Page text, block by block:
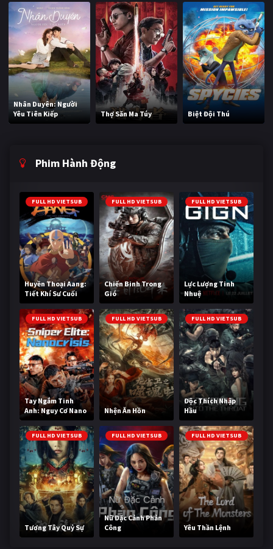
Nhân Duyên: Người
Yêu Tiên Kiếp
Thợ Săn Ma Túy Biệt Đội Thú
Phim Hành Động
FULL HD VIETSUB
Huyền Thoại Aang:
Tiết Khí Sư Cuối
Cùng
FULL HD VIETSUB
Chiến Binh Trong
Gió
FULL HD VIETSUB
Lực Lượng Tinh
Nhuệ
FULL HD VIETSUB
Tay Ngắm Tinh
Anh: Nguy Cơ Nano
FULL HD VIETSUB
Nhện Ăn Hồn
FULL HD VIETSUB
Độc Thích Nhập
Hầu
FULL HD VIETSUB
Tương Tây Quỷ Sự
FULL HD VIETSUB
Nữ Đặc Cảnh Phản
Công
FULL HD VIETSUB
Yêu Thần Lệnh